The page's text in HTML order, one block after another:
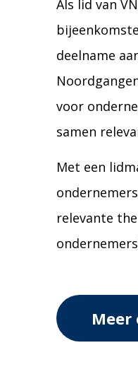
Als lid van
deelname
voor
samen
Met een
relevante